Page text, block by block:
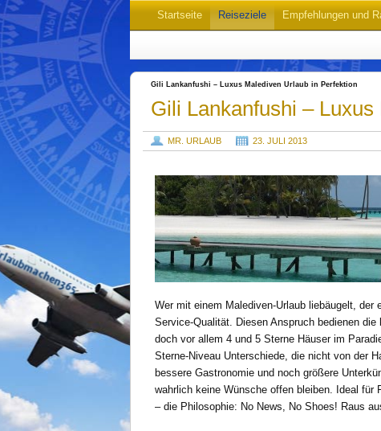
Startseite Reiseziele Empfehlungen und
Gili Lankanfushi – Luxus Malediven Urlaub in Perfektion
Gili Lankanfushi –
MR. URLAUB 23. JULI 2013
Wer mit einem Malediven-Urlaub liebäugelt, der
Service-Qualität. Diesen Anspruch bedienen
doch vor allem 4 und 5 Sterne Häuser im
Sterne-Niveau Unterschiede, die nicht von der
bessere Gastronomie und noch größere
wahrlich keine Wünsche offen bleiben. Ideal
– die Philosophie: No News, No Shoes! Raus